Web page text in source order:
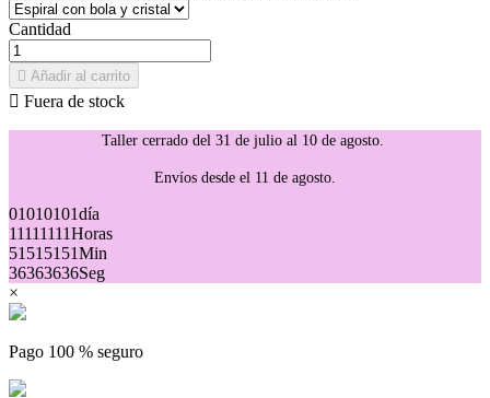
Cantidad
 Añadir al carrito
 Fuera de stock
Taller cerrado del 31 de julio al 10 de agosto.
Envíos desde el 11 de agosto.
01010101día
11111111Horas
51 51 51 51Min
36363636Seg
×
Pago 100 % seguro